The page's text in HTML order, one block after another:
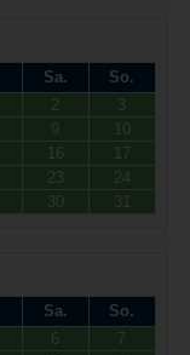
Sa.
So.
2
3
9
10
16
17
23
24
30 31
Sa.
So.
6
7